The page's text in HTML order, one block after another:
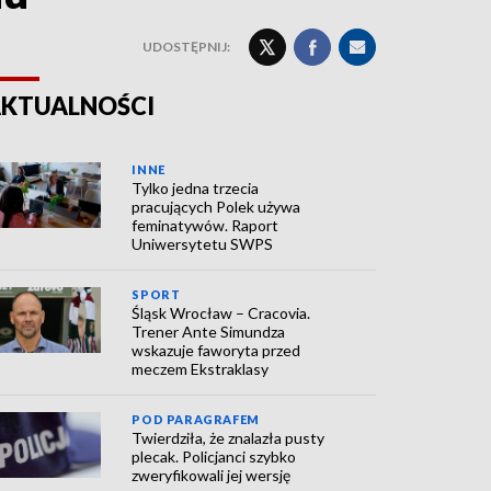
UDOSTĘPNIJ:
INNE
Tylko jedna trzecia
pracujących Polek używa
feminatywów. Raport
Uniwersytetu SWPS
SPORT
Śląsk Wrocław – Cracovia.
Trener Ante Simundza
wskazuje faworyta przed
meczem Ekstraklasy
POD PARAGRAFEM
Twierdziła, że znalazła pusty
plecak. Policjanci szybko
zweryfikowali jej wersję